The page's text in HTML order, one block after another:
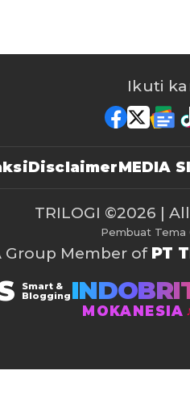
Ikuti
DisclaimerMEDIA
TRILOGI ©2026 |
Pembuat Tema
Group Member of PT
Smart &
Blogging
MOKANESIA